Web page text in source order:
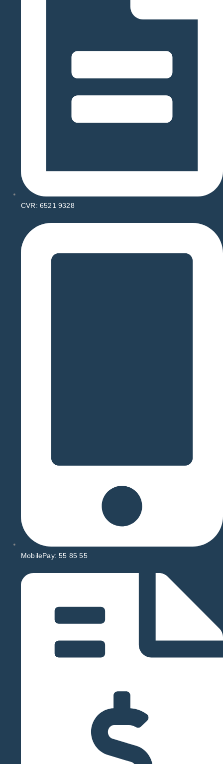
CVR: 6521 9328
MobilePay: 55 85 55